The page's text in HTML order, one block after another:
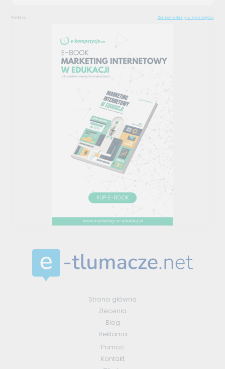
Reklama Zamów reklamę w tym miejscu
Strona główna
Zlecenia
Blog
Reklama
Pomoc
Kontakt